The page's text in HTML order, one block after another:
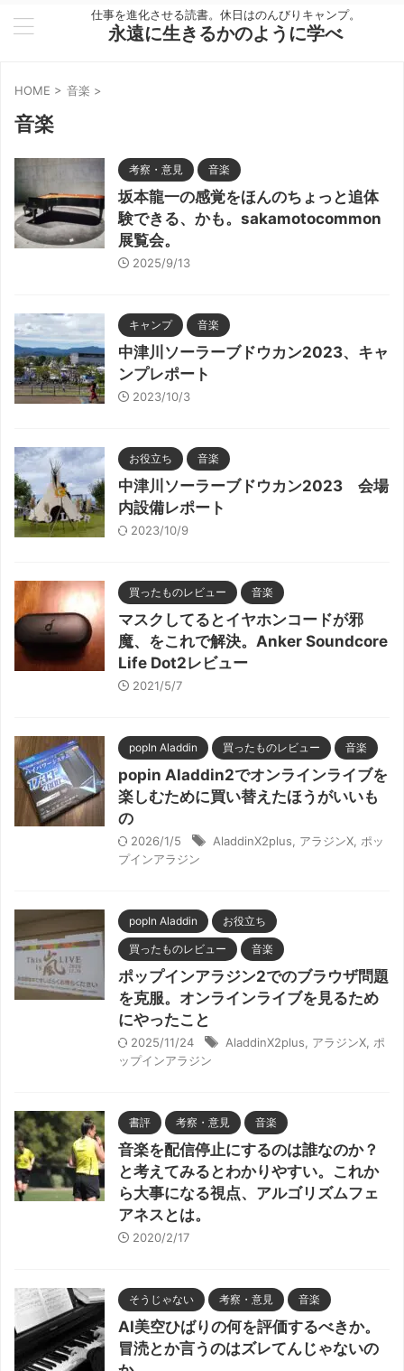
仕事を進化させる読書。休日はのんびりキャンプ。
永遠に生きるかのように学べ
HOME > 音楽 >
音楽
考察・意見 音楽
坂本龍一の感覚をほんのちょっと追体
験できる、かも。sakamotocommon
展覧会。
2025/9/13
キャンプ 音楽
中津川ソーラーブドウカン2023、キャ
ンプレポート
2023/10/3
お役立ち 音楽
中津川ソーラーブドウカン2023 会場
内設備レポート
2023/10/9
買ったものレビュー 音楽
マスクしてるとイヤホンコードが邪
魔、をこれで解決。Anker Soundcore
Life Dot2レビュー
2021/5/7
popIn Aladdin 買ったものレビュー 音楽
popin Aladdin2でオンラインライブを
楽しむために買い替えたほうがいいも
の
2026/1/5 AladdinX2plus アラジンX ポッ
プインアラジン
popIn Aladdin お役立ち
買ったものレビュー 音楽
ポップインアラジン2でのブラウザ問題
を克服。オンラインライブを見るため
にやったこと
2025/11/24 AladdinX2plus アラジンX ポ
ップインアラジン
書評 考察・意見 音楽
音楽を配信停止にするのは誰なのか？
と考えてみるとわかりやすい。これか
ら大事になる視点、アルゴリズムフェ
アネスとは。
2020/2/17
そうじゃない 考察・意見 音楽
AI美空ひばりの何を評価するべきか。
冒涜とか言うのはズレてんじゃないの